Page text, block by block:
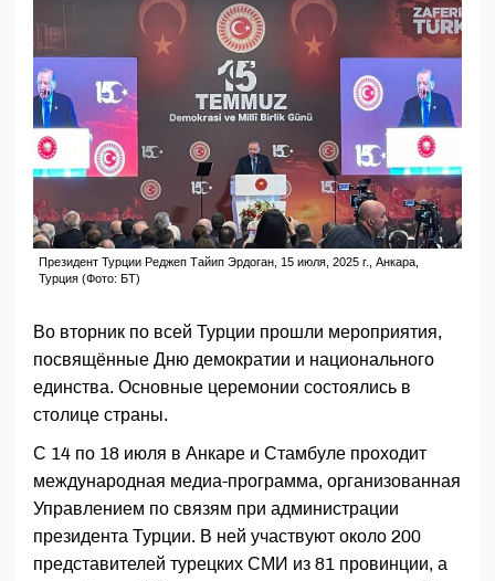
Президент Турции Реджеп Тайип Эрдоган, 15 июля, 2025 г., Анкара,
Турция (Фото: БТ)
Во вторник по всей Турции прошли мероприятия,
посвящённые Дню демократии и национального
единства. Основные церемонии состоялись в
столице страны.
С 14 по 18 июля в Анкаре и Стамбуле проходит
международная медиа-программа, организованная
Управлением по связям при администрации
президента Турции. В ней участвуют около 200
представителей турецких СМИ из 81 провинции, а